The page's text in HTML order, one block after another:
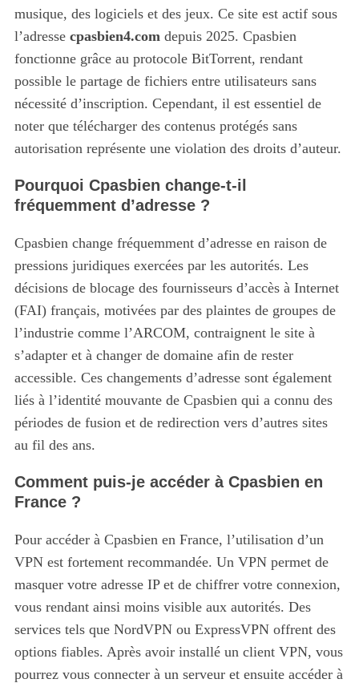
musique, des logiciels et des jeux. Ce site est actif sous
l’adresse cpasbien4.com depuis 2025. Cpasbien
fonctionne grâce au protocole BitTorrent, rendant
possible le partage de fichiers entre utilisateurs sans
nécessité d’inscription. Cependant, il est essentiel de
noter que télécharger des contenus protégés sans
autorisation représente une violation des droits d’auteur.
Pourquoi Cpasbien change-t-il
fréquemment d’adresse ?
Cpasbien change fréquemment d’adresse en raison de
pressions juridiques exercées par les autorités. Les
décisions de blocage des fournisseurs d’accès à Internet
(FAI) français, motivées par des plaintes de groupes de
l’industrie comme l’ARCOM, contraignent le site à
s’adapter et à changer de domaine afin de rester
accessible. Ces changements d’adresse sont également
liés à l’identité mouvante de Cpasbien qui a connu des
périodes de fusion et de redirection vers d’autres sites
au fil des ans.
Comment puis-je accéder à Cpasbien en
France ?
Pour accéder à Cpasbien en France, l’utilisation d’un
VPN est fortement recommandée. Un VPN permet de
masquer votre adresse IP et de chiffrer votre connexion,
vous rendant ainsi moins visible aux autorités. Des
services tels que NordVPN ou ExpressVPN offrent des
options fiables. Après avoir installé un client VPN, vous
pourrez vous connecter à un serveur et ensuite accéder à